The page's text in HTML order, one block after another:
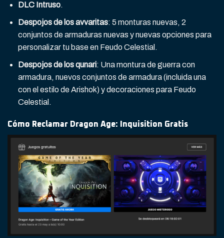
DLC Intruso.
Despojos de los avvaritas: 5 monturas nuevas, 2
conjuntos de armaduras nuevas y nuevas opciones para
personalizar tu base en Feudo Celestial.
Despojos de los qunari: Una montura de guerra con
armadura, nuevos conjuntos de armadura (incluida una
con el estilo de Arishok) y decoraciones para Feudo
Celestial.
Cómo Reclamar Dragon Age: Inquisition Gratis